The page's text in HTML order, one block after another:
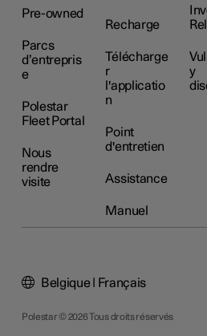
Pre-owned
Parcs
d’entrepris
e
Polestar
Fleet Portal
Nous
rendre
visite
Recharge
Télécharge
r
l'applicatio
n
Point
d'entretien
Assistance
Manuel
y
Polestar © 2026 Tous droits réservés
Belgique | Français